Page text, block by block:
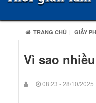
TRANG CHỦ GIẤY
Vì sao
08:23 - 28/10/2025